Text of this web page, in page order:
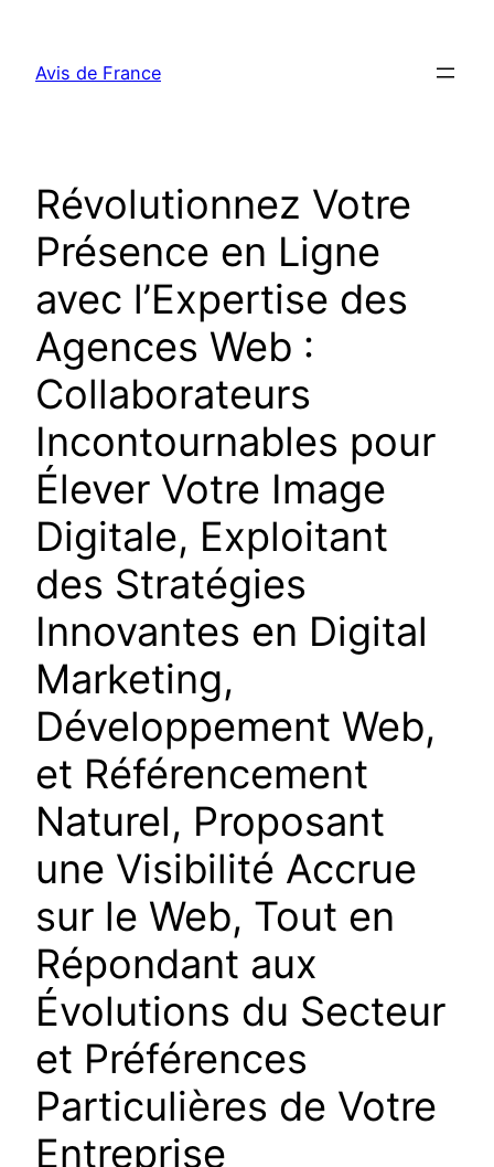
contenu
Avis de France
Révolutionnez Votre
Présence en Ligne
avec l’Expertise des
Agences Web :
Collaborateurs
Incontournables pour
Élever Votre Image
Digitale, Exploitant
des Stratégies
Innovantes en Digital
Marketing,
Développement Web,
et Référencement
Naturel, Proposant
une Visibilité Accrue
sur le Web, Tout en
Répondant aux
Évolutions du Secteur
et Préférences
Particulières de Votre
Entreprise